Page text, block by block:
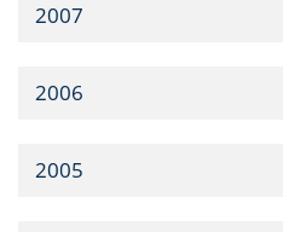
2007
2006
2005